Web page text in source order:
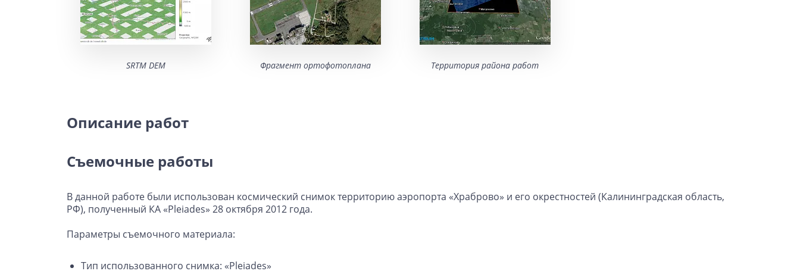
SRTM DEM Фрагмент ортофотоплана Территория района работ
Описание работ
Съемочные работы
В данной работе были использован космический снимок территорию аэропорта «Храброво» и его окрестностей (Калининградская область,
РФ), полученный КА «Pleiades» 28 октября 2012 года.
Параметры съемочного материала:
Тип использованного снимка: «Pleiades»